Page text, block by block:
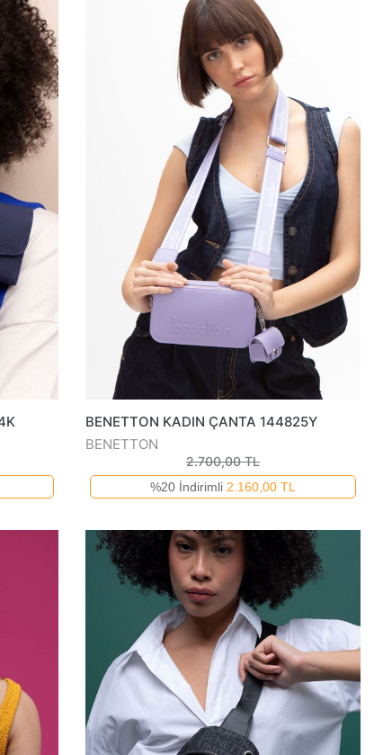
BENETTON KADIN ÇANTA 144825Y
BENETTON
2.700,00 TL
%20 İndirimli 2.160,00 TL